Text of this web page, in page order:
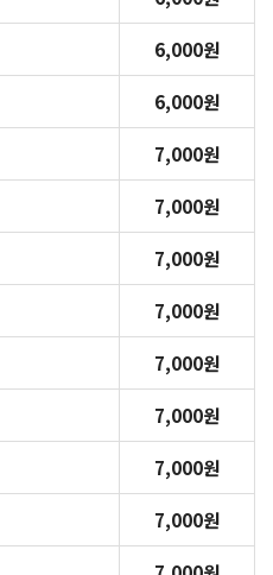
6,000원
6,000원
7,000원
7,000원
7,000원
7,000원
7,000원
7,000원
7,000원
7,000원